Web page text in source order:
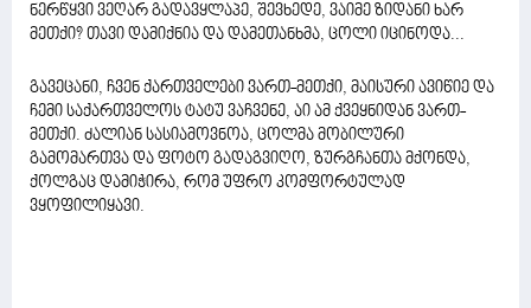
ნერწყვი ვეღარ გადავყლაპე, შევხედე, ვაიმე ზიდანი ხარ
მეთქი? თავი დამიქნია და დამეთანხმა, ცოლი იცინოდა...
გავეცანი, ჩვენ ქართველები ვართ-მეთქი, მაისური ავიწიე და
ჩემი საქართველოს ტატუ ვაჩვენე, აი ამ ქვეყნიდან ვართ-
მეთქი. ძალიან სასიამოვნოა, ცოლმა მობილური
გამომართვა და ფოტო გადაგვიღო, ზურგჩანთა მქონდა,
ქოლგაც დამიჭირა, რომ უფრო კომფორტულად
ვყოფილიყავი.